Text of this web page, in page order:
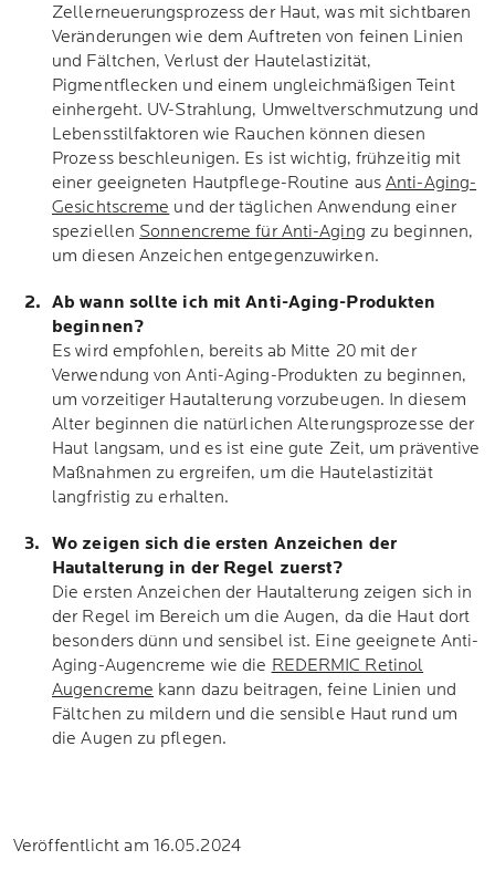
Zellerneuerungsprozess der Haut, was mit sichtbaren
Veränderungen wie dem Auftreten von feinen Linien
und Fältchen, Verlust der Hautelastizität,
Pigmentflecken und einem ungleichmäßigen Teint
einhergeht. UV-Strahlung, Umweltverschmutzung und
Lebensstilfaktoren wie Rauchen können diesen
Prozess beschleunigen. Es ist wichtig, frühzeitig mit
einer geeigneten Hautpflege-Routine ausAnti-Aging-
Gesichtscreme und der täglichen Anwendung einer
speziellen Sonnencreme für Anti-Aging zu beginnen,
um diesen Anzeichen entgegenzuwirken.
Ab wann sollte ich mit Anti-Aging-Produkten
beginnen?
Es wird empfohlen, bereits ab Mitte 20 mit der
Verwendung von Anti-Aging-Produkten zu beginnen,
um vorzeitiger Hautalterung vorzubeugen. In diesem
Alter beginnen die natürlichen Alterungsprozesse der
Haut langsam, und es ist eine gute Zeit, um präventive
Maßnahmen zu ergreifen, um die Hautelastizität
langfristig zu erhalten.
Wo zeigen sich die ersten Anzeichen der
Hautalterung in der Regel zuerst?
Die ersten Anzeichen der Hautalterung zeigen sich in
der Regel im Bereich um die Augen, da die Haut dort
besonders dünn und sensibel ist. Eine geeignete Anti-
Aging-Augencreme wie die REDERMIC Retinol
Augencreme kann dazu beitragen, feine Linien und
Fältchen zu mildern und die sensible Haut rund um
die Augen zu pflegen.
Veröffentlicht am 16.05.2024